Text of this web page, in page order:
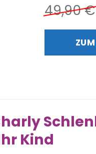
49,90€
Kind